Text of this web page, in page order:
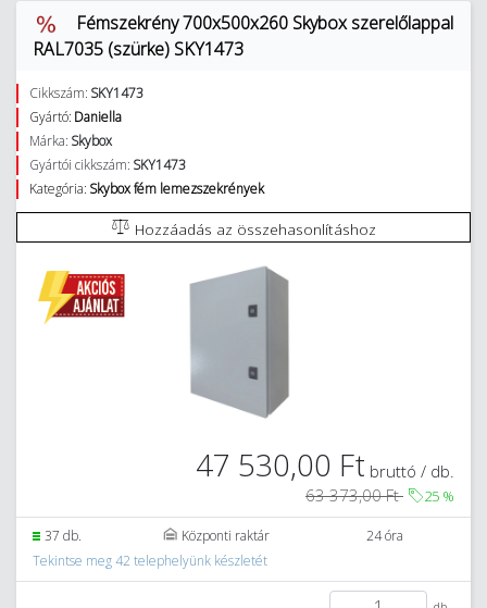
Fémszekrény 700x500x260 Skybox szerelőlappal
RAL7035 (szürke) SKY1473
Cikkszám: SKY1473
Gyártó: Daniella
Márka: Skybox
Gyártói cikkszám: SKY1473
Kategória: Skybox fém lemezszekrények
Hozzáadás az összehasonlításhoz
47 530,00 Ft bruttó / db.
63 373,00 Ft
25 %
37 db. Központi raktár
24 óra
Tekintse meg 42 telephelyünk készletét